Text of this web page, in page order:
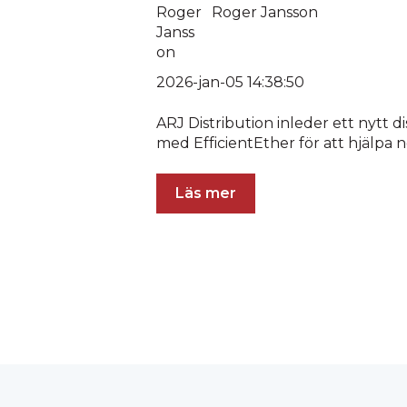
Roger Jansson
2026-jan-05 14:38:50
ARJ Distribution inleder ett nytt
med EfficientEther för att hjälpa
Läs mer